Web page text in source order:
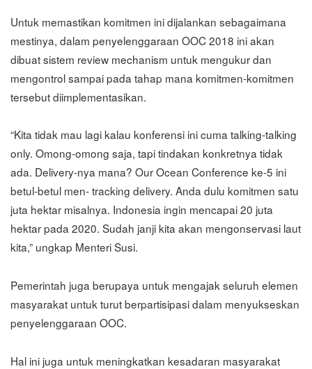
Untuk memastikan komitmen ini dijalankan sebagaimana
mestinya, dalam penyelenggaraan OOC 2018 ini akan
dibuat sistem review mechanism untuk mengukur dan
mengontrol sampai pada tahap mana komitmen-komitmen
tersebut diimplementasikan.
“Kita tidak mau lagi kalau konferensi ini cuma talking-talking
only. Omong-omong saja, tapi tindakan konkretnya tidak
ada. Delivery-nya mana? Our Ocean Conference ke-5 ini
betul-betul men- tracking delivery. Anda dulu komitmen satu
juta hektar misalnya. Indonesia ingin mencapai 20 juta
hektar pada 2020. Sudah janji kita akan mengonservasi laut
kita,” ungkap Menteri Susi.
Pemerintah juga berupaya untuk mengajak seluruh elemen
masyarakat untuk turut berpartisipasi dalam menyukseskan
penyelenggaraan OOC.
Hal ini juga untuk meningkatkan kesadaran masyarakat